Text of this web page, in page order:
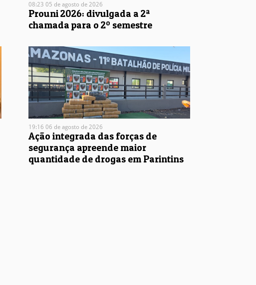
08:23 05 de agosto de 2026
Prouni 2026: divulgada a 2ª
chamada para o 2º semestre
19:16 06 de agosto de 2026
Ação integrada das forças de
segurança apreende maior
quantidade de drogas em Parintins